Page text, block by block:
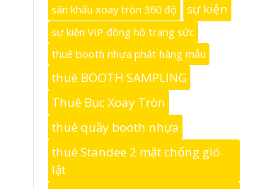
sân khấu xoay tròn 360 độ
sự kiện
sự kiện VIP đồng hồ trang sức
thuê booth nhựa phát hàng mẫu
thuê BOOTH SAMPLING
Thuê Bục Xoay Tròn
thuê quầy booth nhựa
thuê Standee 2 mặt chống gió
lật